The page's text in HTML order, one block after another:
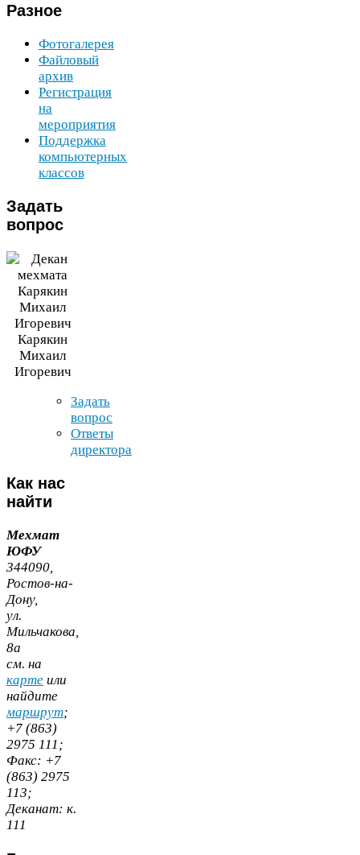
Разное
Фотогалерея
Файловый
архив
Регистрация
на
мероприятия
Поддержка
компьютерных
классов
Задать
вопрос
Карякин
Михаил
Игоревич
Задать
вопрос
Ответы
директора
Как нас
найти
Мехмат
ЮФУ
344090,
Ростов-​на-​
Дону,
ул.
Мильчакова,
8а
cм. на
карте или
найдите
маршрут;
+7 (863)
2975 111;
Факс: +7
(863) 2975
113;
Деканат: к.
111